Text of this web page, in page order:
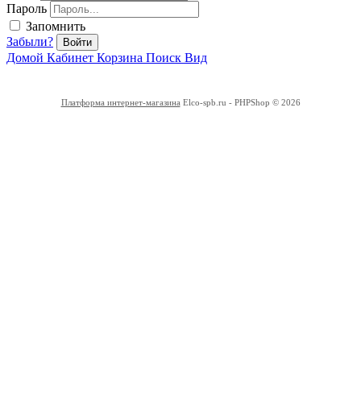
Пароль
Запомнить
Забыли?
Войти
Домой Кабинет Корзина Поиск Вид
Платформа интернет-магазина Elco-spb.ru - PHPShop © 2026